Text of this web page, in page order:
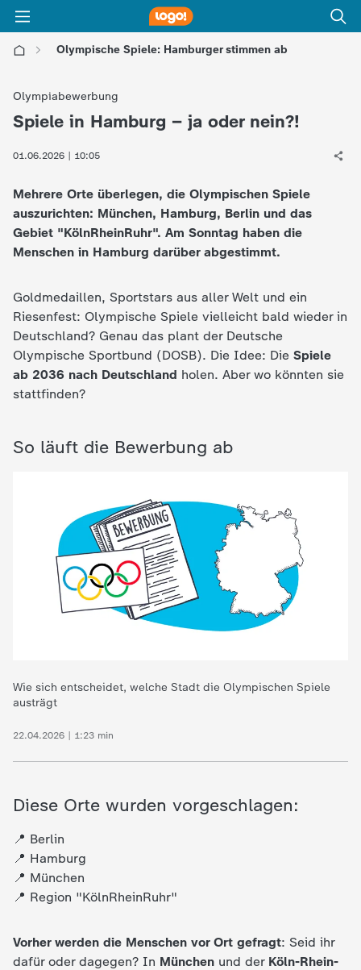
Olympische Spiele: Hamburger stimmen ab
o
g
o
d
K
a
h
Olympiabewerbung
:
Spiele in Hamburg – ja oder nein?!
01.06.2026 | 10:05
Mehrere Orte überlegen, die Olympischen Spiele
auszurichten: München, Hamburg, Berlin und das
Gebiet "KölnRheinRuhr". Am Sonntag haben die
Menschen in Hamburg darüber abgestimmt.
Goldmedaillen, Sportstars aus aller Welt und ein
Riesenfest: Olympische Spiele vielleicht bald wieder in
Deutschland? Genau das plant der Deutsche
Olympische Sportbund (DOSB). Die Idee: Die Spiele
ab 2036 nach Deutschland holen. Aber wo könnten sie
stattfinden?
So läuft die Bewerbung ab
Wie sich entscheidet, welche Stadt die Olympischen Spiele
austrägt
22.04.2026 | 1:23 min
Diese Orte wurden vorgeschlagen:
📍 Berlin
📍 Hamburg
📍 München
📍 Region "KölnRheinRuhr"
Vorher werden die Menschen vor Ort gefragt: Seid ihr
dafür oder dagegen? In München und der Köln-Rhein-